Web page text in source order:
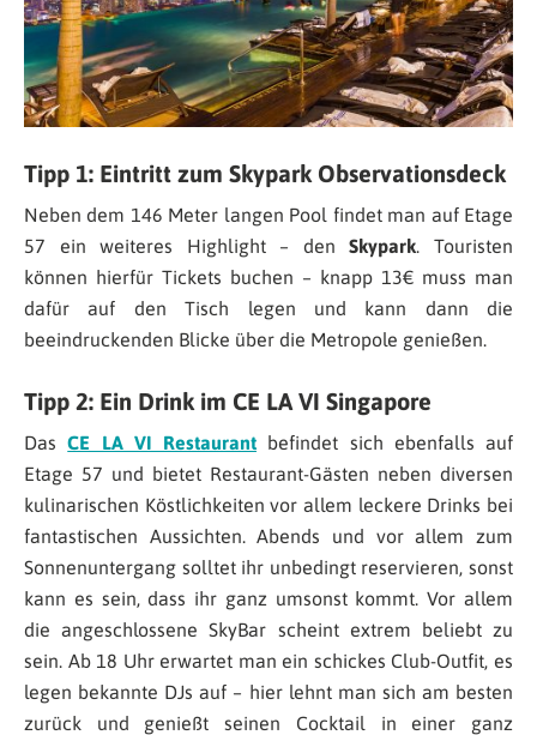
Tipp 1: Eintritt zum Skypark Observationsdeck
Neben dem 146 Meter langen Pool findet man auf Etage
57 ein weiteres Highlight – denSkypark. Touristen
können hierfür Tickets buchen – knapp 13€ muss man
dafür auf den Tisch legen und kann dann die
beeindruckenden Blicke über die Metropole genießen.
Tipp 2: Ein Drink im CE LA VI Singapore
DasCE LA VI Restaurant befindet sich ebenfalls auf
Etage 57 und bietet Restaurant-Gästen neben diversen
kulinarischen Köstlichkeiten vor allem leckere Drinks bei
fantastischen Aussichten. Abends und vor allem zum
Sonnenuntergang solltet ihr unbedingt reservieren, sonst
kann es sein, dass ihr ganz umsonst kommt. Vor allem
die angeschlossene SkyBar scheint extrem beliebt zu
sein. Ab 18 Uhr erwartet man ein schickes Club-Outfit, es
legen bekannte DJs auf – hier lehnt man sich am besten
zurück und genießt seinen Cocktail in einer ganz